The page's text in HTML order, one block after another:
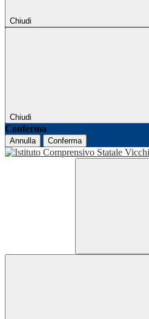
Chiudi
Chiudi
Conferma
Annulla Conferma